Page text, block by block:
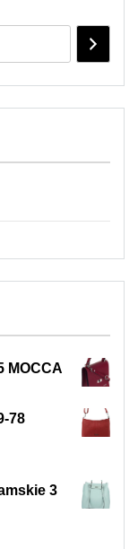
MOCCA
78
3